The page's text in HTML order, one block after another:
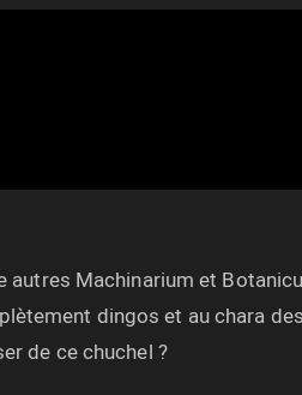
autres Machinarium et
dingos et au chara
de ce chuchel ?